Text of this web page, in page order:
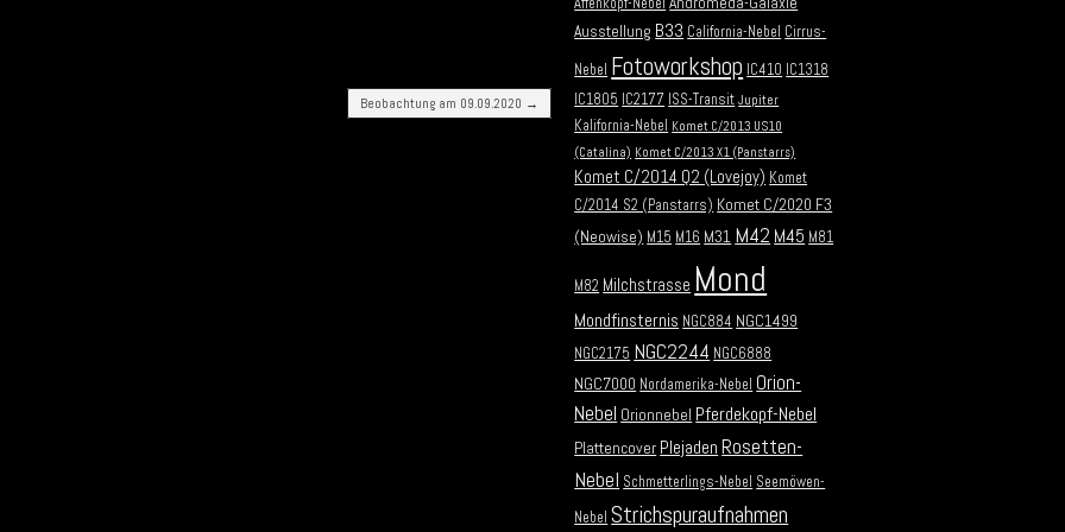
Beobachtung am 09.09.2020 →
Affenkopf-Nebel
Ausstellung B33 California-Nebel Cirrus-
Nebel Fotoworkshop IC410 IC1318
IC1805 IC2177 ISS-Transit Jupiter
Kalifornia-Nebel Komet C/2013 US10
(Catalina) Komet C/2013 X1 (Panstarrs)
Komet C/2014 Q2 (Lovejoy) Komet
C/2014 S2 (Panstarrs) Komet C/2020 F3
(Neowise) M15 M16 M31 M42 M45 M81
M82 Milchstrasse Mond
Mondfinsternis NGC884 NGC1499
NGC2175 NGC2244 NGC6888
NGC7000 Nordamerika-Nebel Orion-
Nebel Orionnebel Pferdekopf-Nebel
Plattencover Plejaden Rosetten-
Nebel Schmetterlings-Nebel Seemöwen-
Nebel Strichspuraufnahmen